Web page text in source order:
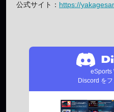
公式サイト： https://
eSports
Discord を